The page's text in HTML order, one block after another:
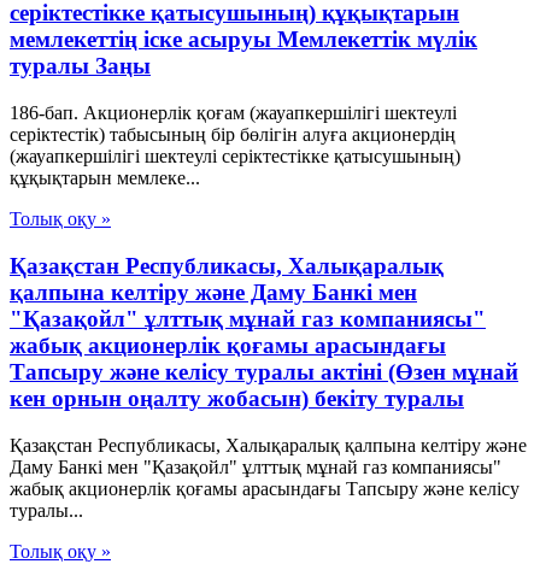
серіктестікке қатысушының) құқықтарын
мемлекеттің іске асыруы Мемлекеттік мүлік
туралы Заңы
186-бап. Акционерлік қоғам (жауапкершілігі шектеулі
серіктестік) табысының бір бөлігін алуға акционердің
(жауапкершілігі шектеулі серіктестікке қатысушының)
құқықтарын мемлеке...
Толық оқу »
Қазақстан Республикасы, Халықаралық
қалпына келтіру және Даму Банкі мен
"Қазақойл" ұлттық мұнай газ компаниясы"
жабық акционерлік қоғамы арасындағы
Тапсыру және келісу туралы актіні (Өзен мұнай
кен орнын оңалту жобасын) бекіту туралы
Қазақстан Республикасы, Халықаралық қалпына келтіру және
Даму Банкі мен "Қазақойл" ұлттық мұнай газ компаниясы"
жабық акционерлік қоғамы арасындағы Тапсыру және келісу
туралы...
Толық оқу »